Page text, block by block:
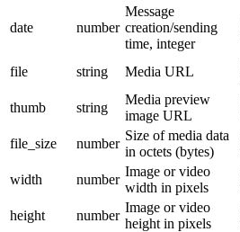
date number
Message
creation/sending
time, integer
file string Media URL
thumb
string
Media preview
image URL
file_size
number
Size of media data
in octets (bytes)
width
number
Image or video
width in pixels
height
number
Image or video
height in pixels